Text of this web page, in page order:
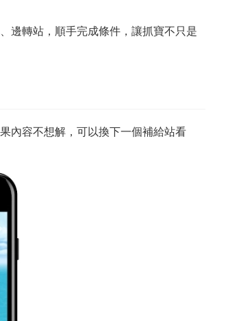
邊轉站，順手完成條件，讓抓寶不只是
內容不想解，可以換下一個補給站看